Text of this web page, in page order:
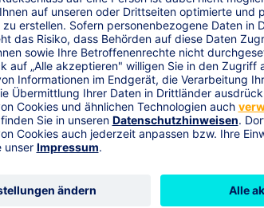
Einzelforderungen.Ihr Unternehmen
leidet darunter die Bonität Ihres
und bietet Schutz für große
Versicherung